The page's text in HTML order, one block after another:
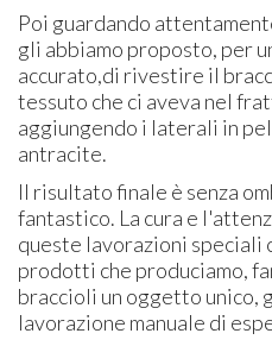
Poi guardando
gli abbiamo proposto, per
accurato,di rivestire il
tessuto che ci aveva nel
aggiungendo i laterali in
antracite.
Il risultato finale è senza
fantastico. La cura e
queste lavorazioni speciali
prodotti che produciamo,
braccioli un oggetto unico,
lavorazione manuale di